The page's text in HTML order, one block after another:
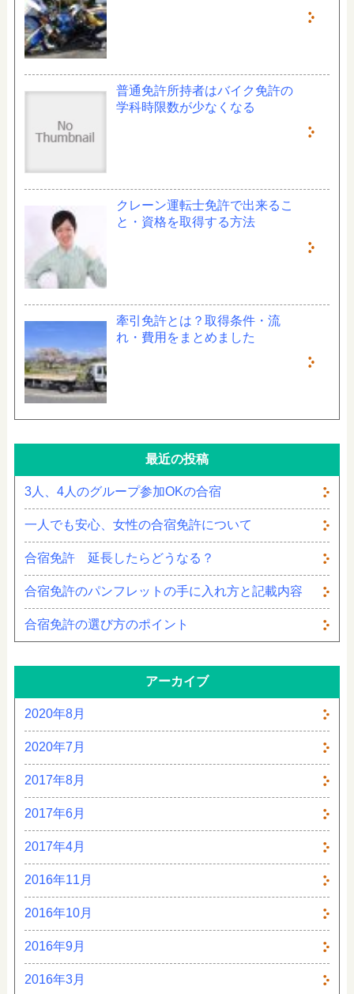
普通免許所持者はバイク免許の
学科時限数が少なくなる
クレーン運転士免許で出来るこ
と・資格を取得する方法
牽引免許とは？取得条件・流
れ・費用をまとめました
最近の投稿
3人、4人のグループ参加OKの合宿
一人でも安心、女性の合宿免許について
合宿免許 延長したらどうなる？
合宿免許のパンフレットの手に入れ方と記載内容
合宿免許の選び方のポイント
アーカイブ
2020年8月
2020年7月
2017年8月
2017年6月
2017年4月
2016年11月
2016年10月
2016年9月
2016年3月